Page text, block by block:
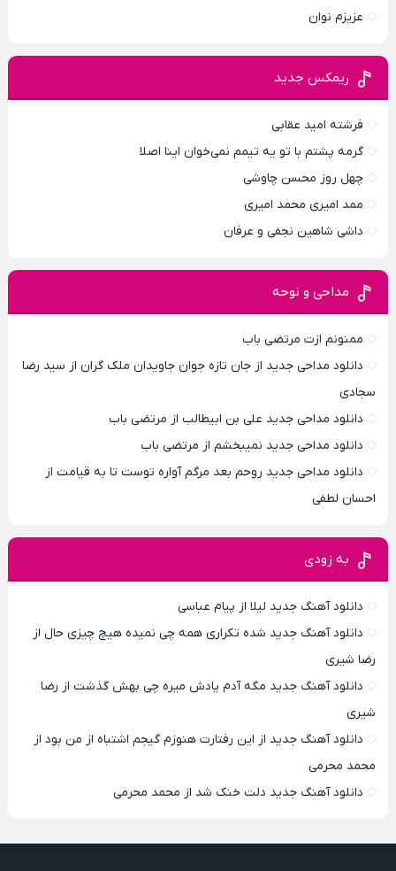
عزیزم نوان
ریمکس جدید
فرشته امید عقابی
گرمه پشتم با تو یه تیمم نمی‌خوان اینا اصلا
چهل روز محسن چاوشی
ممد امیری محمد امیری
داشی شاهین نجفی و عرفان
مداحی و نوحه
ممنونم ازت مرتضی باب
دانلود مداحی جدید از جان تازه جوان جاویدان ملک گران از سید رضا
سجادی
دانلود مداحی جدید علی بن ابیطالب از مرتضی باب
دانلود مداحی جدید نمیبخشم از مرتضی باب
دانلود مداحی جدید روحم بعد مرگم آواره توست تا به قیامت از
احسان لطفی
به زودی
دانلود آهنگ جدید لیلا از پیام عباسی
دانلود آهنگ جدید شده تکراری همه چی نمیده هیچ چیزی حال از
رضا شیری
دانلود آهنگ جدید مگه آدم یادش میره چی بهش گذشت از رضا
شیری
دانلود آهنگ جدید از این رفتارت هنوزم گیجم اشتباه از من بود از
محمد محرمی
دانلود آهنگ جدید دلت خنک شد از محمد محرمی